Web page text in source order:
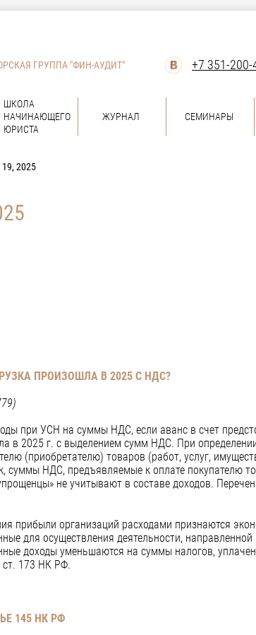
ГРУППА "ФИН-АУДИТ" +7 351-200-
ШКОЛА
НАЧИНАЮЩЕГО
ЮРИСТА
ЖУРНАЛ СЕМИНАРЫ
2025
ПРОИЗОШЛА В 2025 С НДС?
при УСН на суммы НДС, если аванс в счет
в 2025 г. с выделением сумм НДС. При
(приобретателю) товаров (работ, услуг,
суммы НДС, предъявляемые к оплате покупателю
не учитывают в составе доходов.
прибыли организаций расходами признаются
для осуществления деятельности,
доходы уменьшаются на суммы налогов,
ст. 173 НК РФ.
145 НК РФ